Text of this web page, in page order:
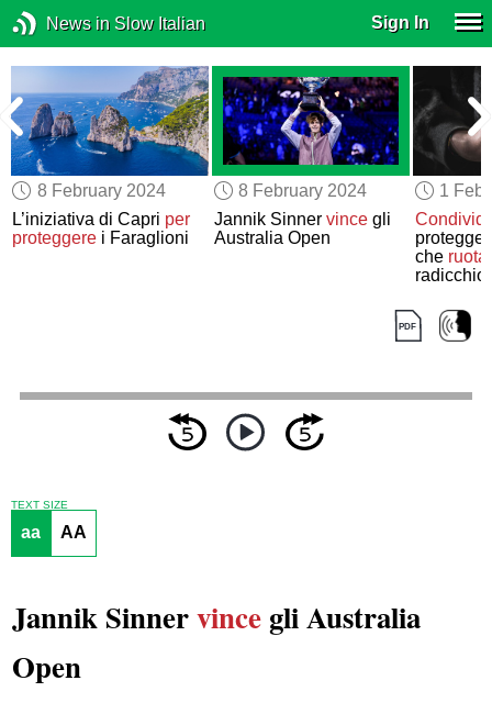
News in Slow Italian Sign In
8 February 2024
L’iniziativa di Capri per
proteggere i Faraglioni
8 February 2024
Jannik Sinner vincegli
Australia Open
1
che ruota
radicchio
TEXT SIZE
aa AA
Jannik Sinnervincegli Australia
Open